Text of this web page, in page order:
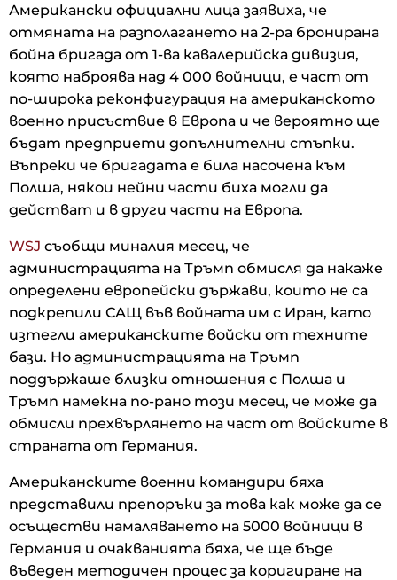
Американски официални лица заявиха, че
отмяната на разполагането на 2-ра бронирана
бойна бригада от 1-ва кавалерийска дивизия,
която наброява над 4 000 войници, е част от
по-широка реконфигурация на американското
военно присъствие в Европа и че вероятно ще
бъдат предприети допълнителни стъпки.
Въпреки че бригадата е била насочена към
Полша, някои нейни части биха могли да
действат и в други части на Европа.
WSJ съобщи миналия месец, че
администрацията на Тръмп обмисля да накаже
определени европейски държави, които не са
подкрепили САЩ във войната им с Иран, като
изтегли американските войски от техните
бази. Но администрацията на Тръмп
поддържаше близки отношения с Полша и
Тръмп намекна по-рано този месец, че може да
обмисли прехвърлянето на част от войските в
страната от Германия.
Американските военни командири бяха
представили препоръки за това как може да се
осъществи намаляването на 5000 войници в
Германия и очакванията бяха, че ще бъде
въведен методичен процес за коригиране на